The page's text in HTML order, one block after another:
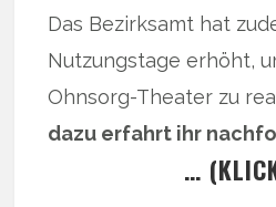
Das Bezirksamt hat
Nutzungstage erhöht,
Ohnsorg-Theater zu
dazu erfahrt ihr
…